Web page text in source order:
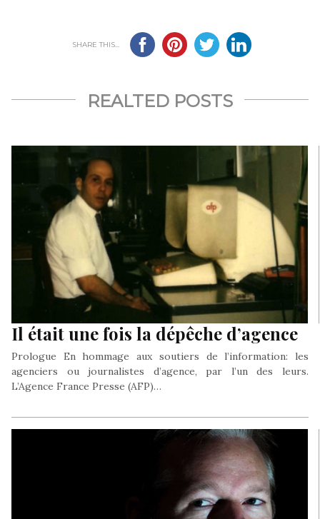
SHARE THIS...
REALTED POSTS
Il était une fois la dépêche d’agence
Prologue En hommage aux soutiers de l’information: les
agenciers ou journalistes d’agence, par l’un des leurs.
L’Agence France Presse (AFP)…